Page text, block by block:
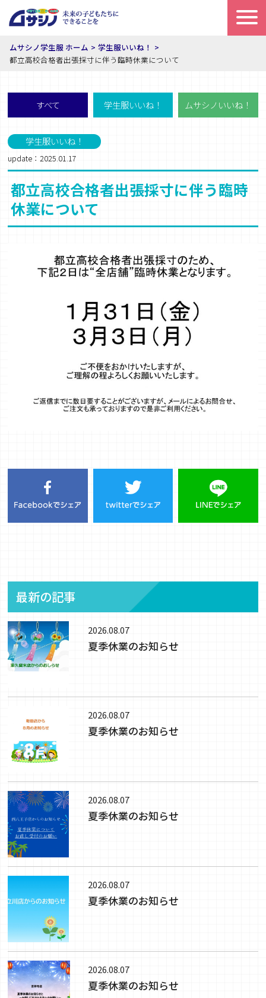
ムサシノ学生服 ホーム
学生服いいね！
都立高校合格者出張採寸に伴う臨時休業について
すべて 学生服いいね！ ムサシノいいね！
学生服いいね！
update：2025.01.17
都立高校合格者出張採寸に伴う臨時
休業について
最新の記事
2026.08.07
夏季休業のお知らせ
2026.08.07
夏季休業のお知らせ
2026.08.07
夏季休業のお知らせ
2026.08.07
夏季休業のお知らせ
2026.08.07
夏季休業のお知らせ